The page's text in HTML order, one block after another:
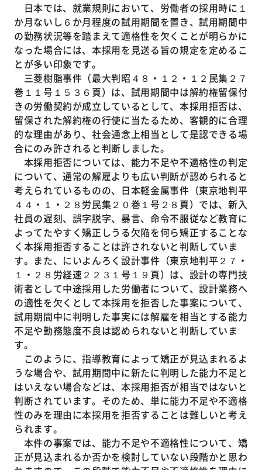
日本では、就業規則において、労働者の採用時に１
か月ないし６か月程度の試用期間を置き、試用期間中
の勤務状況等を踏まえて適格性を欠くことが明らかに
なった場合には、本採用を見送る旨の規定を定めるこ
とが多い印象です。
三菱樹脂事件（最大判昭４８・１２・１２民集２７
巻１１号１５３６頁）は、試用期間中は解約権留保付
きの労働契約が成立しているとして、本採用拒否は、
留保された解約権の行使に当たるため、客観的に合理
的な理由があり、社会通念上相当として是認できる場
合にのみ許されると判断しました。
本採用拒否については、能力不足や不適格性の判定
について、通常の解雇よりも広い判断が認められると
考えられているものの、日本軽金属事件（東京地判平
４４・１・２８労民集２０巻１号２８頁）では、新入
社員の遅刻、誤字脱字、暴言、命令不服従など教育に
よってたやすく矯正しうる欠陥を何ら矯正することな
く本採用拒否することは許されないと判断していま
す。また、にいよんろく設計事件（東京地判平２７・
１・２８労経速２２３１号１９頁）は、設計の専門技
術者として中途採用した労働者について、設計業務へ
の適性を欠くとして本採用を拒否した事案について、
試用期間中に判明した事実には解雇を相当とする能力
不足や勤務態度不良は認められないと判断していま
す。
このように、指導教育によって矯正が見込まれるよ
うな場合や、試用期間中に新たに判明した能力不足と
はいえない場合などは、本採用拒否が相当ではないと
判断されています。そのため、単に能力不足や不適格
性のみを理由に本採用を拒否することは難しいと考え
られます。
本件の事案では、能力不足や不適格性について、矯
正が見込まれるか否かを検討していない段階かと思わ